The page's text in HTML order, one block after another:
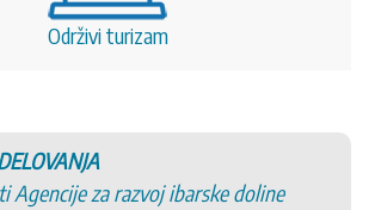
Održivi turizam
Agencije za razvoj ibarske doline